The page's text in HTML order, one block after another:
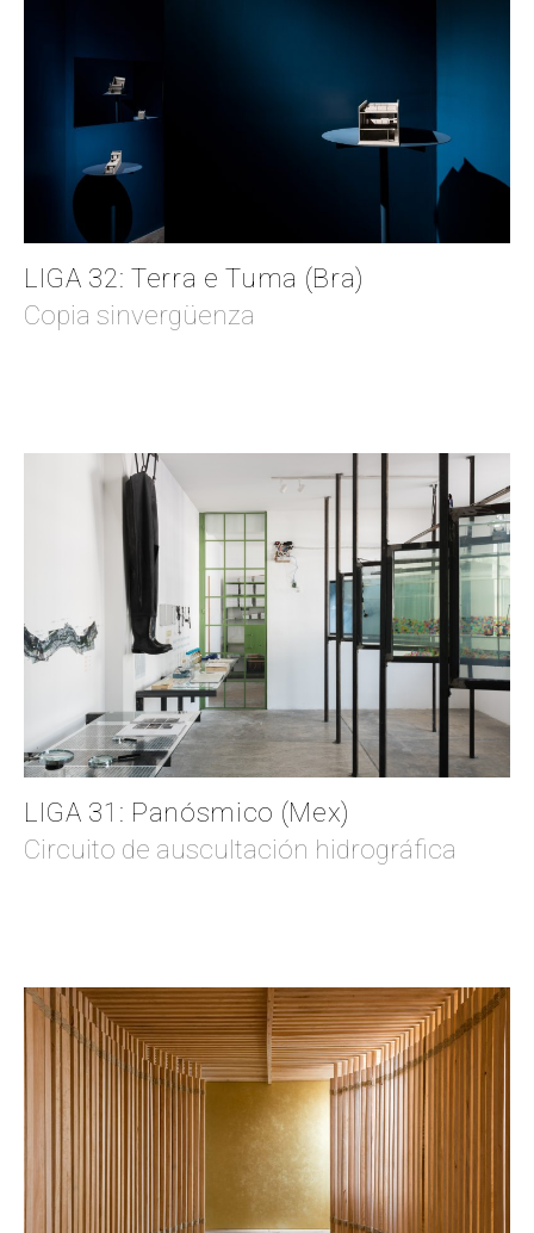
LIGA 32: Terra e Tuma (Bra)
Copia sinvergüenza
LIGA 31: Panósmico (Mex)
Circuito de auscultación hidrográfica